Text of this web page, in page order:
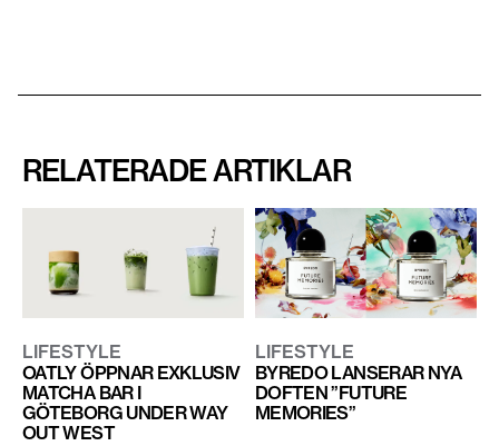
RELATERADE ARTIKLAR
LIFESTYLE
OATLY ÖPPNAR EXKLUSIV
MATCHA BAR I
GÖTEBORG UNDER WAY
OUT WEST
LIFESTYLE
BYREDO LANSERAR NYA
DOFTEN ”FUTURE
MEMORIES”